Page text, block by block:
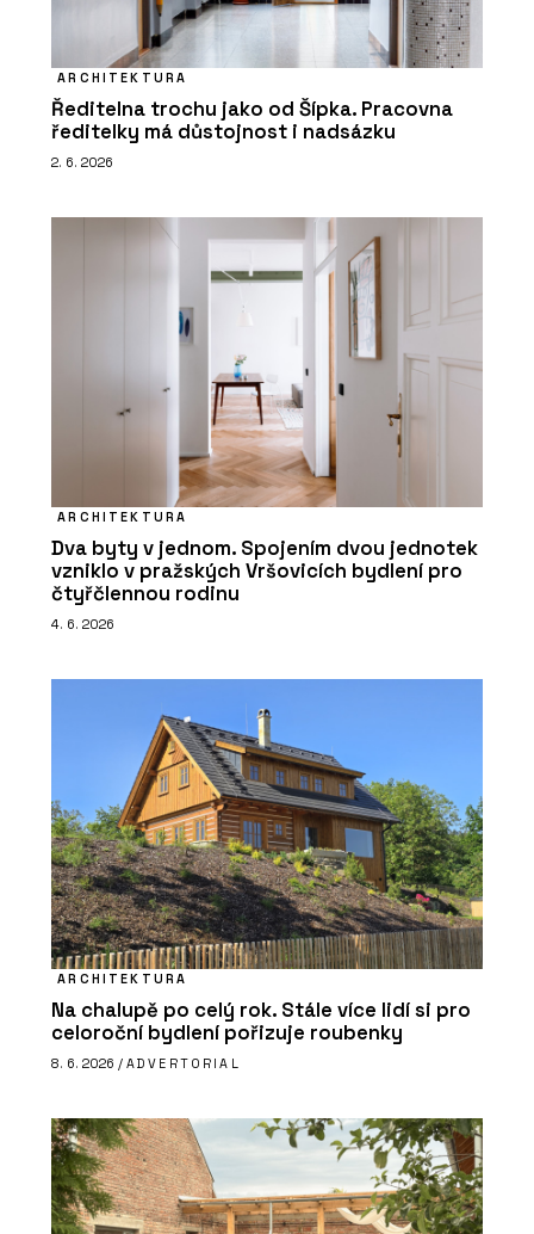
ARCHITEKTURA
Ředitelna trochu jako od Šípka. Pracovna
ředitelky má důstojnost i nadsázku
2. 6. 2026
ARCHITEKTURA
Dva byty v jednom. Spojením dvou jednotek
vzniklo v pražských Vršovicích bydlení pro
čtyřčlennou rodinu
4. 6. 2026
ARCHITEKTURA
Na chalupě po celý rok. Stále více lidí si pro
celoroční bydlení pořizuje roubenky
8. 6. 2026 / ADVERTORIAL